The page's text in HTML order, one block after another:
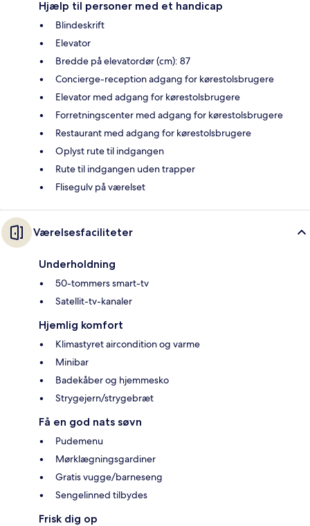
Hjælp til personer med et handicap
Blindeskrift
Elevator
Bredde på elevatordør (cm): 87
Concierge-reception adgang for kørestolsbrugere
Elevator med adgang for kørestolsbrugere
Forretningscenter med adgang for kørestolsbrugere
Restaurant med adgang for kørestolsbrugere
Oplyst rute til indgangen
Rute til indgangen uden trapper
Flisegulv på værelset
Værelsesfaciliteter
Underholdning
50-tommers smart-tv
Satellit-tv-kanaler
Hjemlig komfort
Klimastyret aircondition og varme
Minibar
Badekåber og hjemmesko
Strygejern/strygebræt
Få en god nats søvn
Pudemenu
Mørklægningsgardiner
Gratis vugge/barneseng
Sengelinned tilbydes
Frisk dig op